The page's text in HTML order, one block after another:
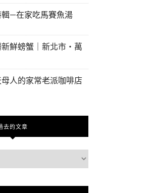
輯—在家吃馬賽魚湯
鮮螃蟹｜新北市・萬
人的家常老派咖啡店
去的文章